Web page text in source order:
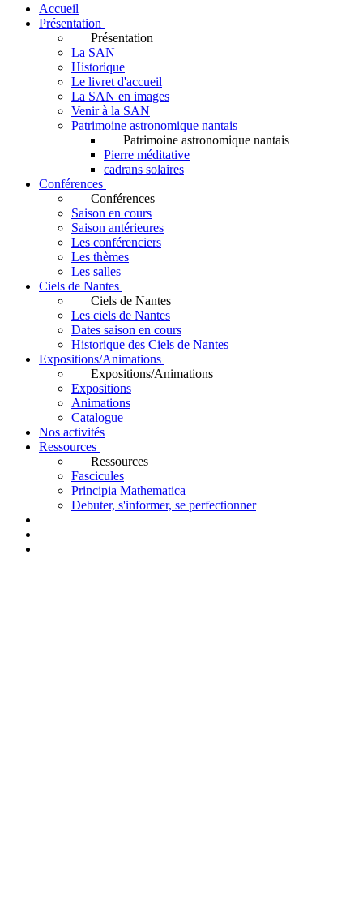
Accueil
Présentation
Présentation
La SAN
Historique
Le livret d'accueil
La SAN en images
Venir à la SAN
Patrimoine astronomique nantais
Patrimoine astronomique nantais
Pierre méditative
cadrans solaires
Conférences
Conférences
Saison en cours
Saison antérieures
Les conférenciers
Les thèmes
Les salles
Ciels de Nantes
Ciels de Nantes
Les ciels de Nantes
Dates saison en cours
Historique des Ciels de Nantes
Expositions/Animations
Expositions/Animations
Expositions
Animations
Catalogue
Nos activités
Ressources
Ressources
Fascicules
Principia Mathematica
Debuter, s'informer, se perfectionner